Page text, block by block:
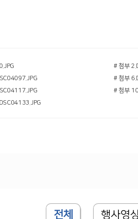
# 첨부
# 첨부
# 첨부
전체 행사영